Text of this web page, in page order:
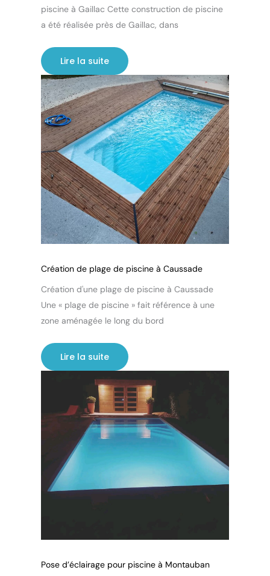
piscine à Gaillac Cette construction de piscine
a été réalisée près de Gaillac, dans
Lire la suite
Création de plage de piscine à Caussade
Création d'une plage de piscine à Caussade
Une « plage de piscine » fait référence à une
zone aménagée le long du bord
Lire la suite
Pose d’éclairage pour piscine à Montauban